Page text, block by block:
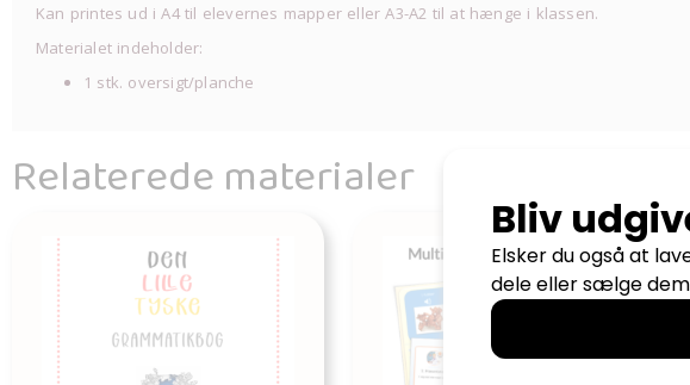
Kan printes ud i A4 til elevernes mapper eller A3-A2 til at hænge i klassen.
Materialet indeholder:
1 stk. oversigt/planche
Relaterede materialer